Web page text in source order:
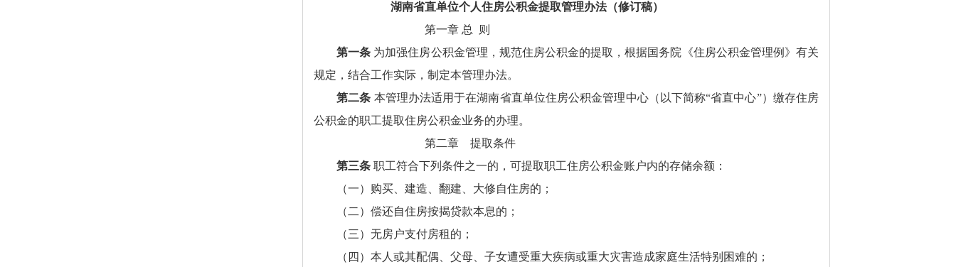
湖南省直单位个人住房公积金提取管理办法（修订稿）
第一章 总
则
第一条 为加强住房公积金管理，规范住房公积金的提取，根据国务院《住房公积金管理例》有关
规定，结合工作实际，制定本管理办法。
第二条 本管理办法适用于在湖南省直单位住房公积金管理中心（以下简称“省直中心”）缴存住房
公积金的职工提取住房公积金业务的办理。
第二章 提取条件
第三条 职工符合下列条件之一的，可提取职工住房公积金账户内的存储余额：
（一）购买、建造、翻建、大修自住房的；
（二）偿还自住房按揭贷款本息的；
（三）无房户支付房租的；
（四）本人或其配偶、父母、子女遭受重大疾病或重大灾害造成家庭生活特别困难的；